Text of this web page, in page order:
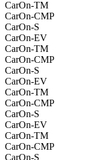
CarOn-TM
CarOn-CMP
CarOn-S
CarOn-EV
CarOn-TM
CarOn-CMP
CarOn-S
CarOn-EV
CarOn-TM
CarOn-CMP
CarOn-S
CarOn-EV
CarOn-TM
CarOn-CMP
CarOn-S